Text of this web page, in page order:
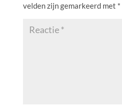
velden zijn gemarkeerd met *